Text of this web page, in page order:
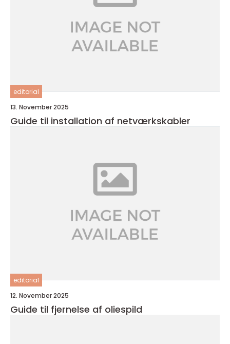
editorial
13. November 2025
Guide til installation af netværkskabler
editorial
12. November 2025
Guide til fjernelse af oliespild